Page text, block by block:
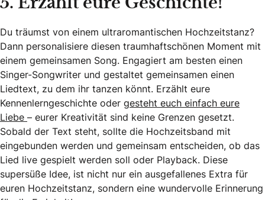
5. Erzählt eure Geschichte!
Du träumst von einem ultraromantischen Hochzeitstanz?
Dann personalisiere diesen traumhaftschönen Moment mit
einem gemeinsamen Song. Engagiert am besten einen
Singer-Songwriter und gestaltet gemeinsamen einen
Liedtext, zu dem ihr tanzen könnt. Erzählt eure
Kennenlerngeschichte oder gesteht euch einfach eure
Liebe – eurer Kreativität sind keine Grenzen gesetzt.
Sobald der Text steht, sollte die Hochzeitsband mit
eingebunden werden und gemeinsam entscheiden, ob das
Lied live gespielt werden soll oder Playback. Diese
supersüße Idee, ist nicht nur ein ausgefallenes Extra für
euren Hochzeitstanz, sondern eine wundervolle Erinnerung